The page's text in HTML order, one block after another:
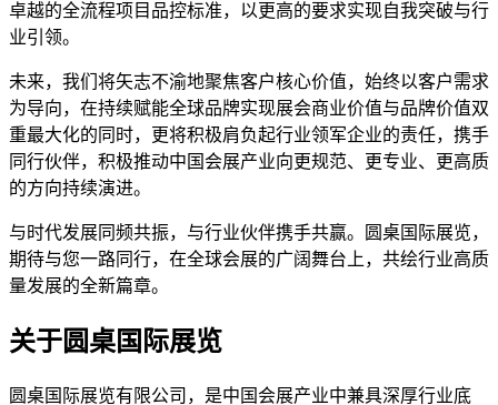
卓越的全流程项目品控标准，以更高的要求实现自我突破与行
业引领。
未来，我们将矢志不渝地聚焦客户核心价值，始终以客户需求
为导向，在持续赋能全球品牌实现展会商业价值与品牌价值双
重最大化的同时，更将积极肩负起行业领军企业的责任，携手
同行伙伴，积极推动中国会展产业向更规范、更专业、更高质
的方向持续演进。
与时代发展同频共振，与行业伙伴携手共赢。圆桌国际展览，
期待与您一路同行，在全球会展的广阔舞台上，共绘行业高质
量发展的全新篇章。
关于圆桌国际展览
圆桌国际展览有限公司，是中国会展产业中兼具深厚行业底